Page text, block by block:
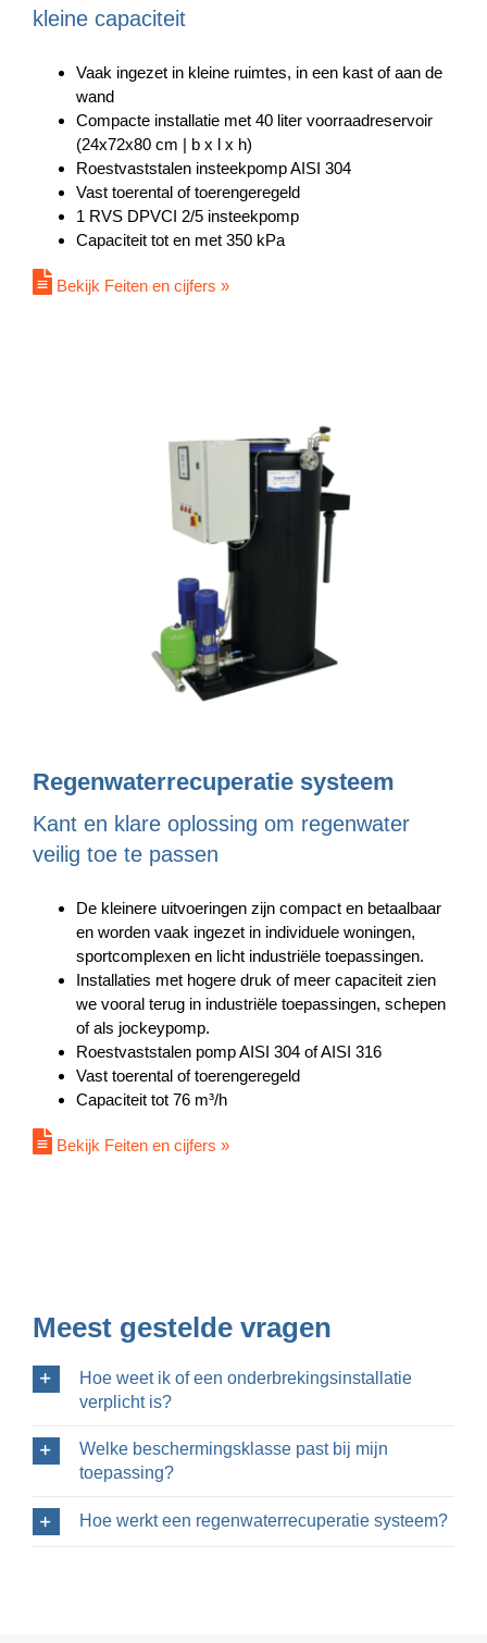
kleine capaciteit
Vaak ingezet in kleine ruimtes, in een kast of aan de
wand
Compacte installatie met 40 liter voorraadreservoir
(24x72x80 cm | b x l x h)
Roestvaststalen insteekpomp AISI 304
Vast toerental of toerengeregeld
1 RVS DPVCI 2/5 insteekpomp
Capaciteit tot en met 350 kPa
Bekijk Feiten en cijfers »
Regenwaterrecuperatie systeem
Kant en klare oplossing om regenwater
veilig toe te passen
De kleinere uitvoeringen zijn compact en betaalbaar
en worden vaak ingezet in individuele woningen,
sportcomplexen en licht industriële toepassingen.
Installaties met hogere druk of meer capaciteit zien
we vooral terug in industriële toepassingen, schepen
of als jockeypomp.
Roestvaststalen pomp AISI 304 of AISI 316
Vast toerental of toerengeregeld
Capaciteit tot 76 m³/h
Bekijk Feiten en cijfers »
Meest gestelde vragen
Hoe weet ik of een onderbrekingsinstallatie
verplicht is?
Welke beschermingsklasse past bij mijn
toepassing?
Hoe werkt een regenwaterrecuperatie systeem?